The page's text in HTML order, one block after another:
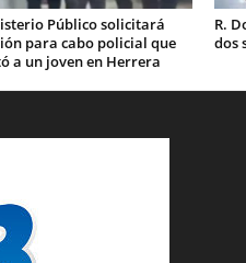
Público solicitará
para cabo policial que
a un joven en Herrera
R.
dos